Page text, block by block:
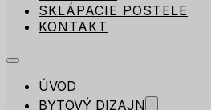
SKLÁPACIE POSTELE
KONTAKT
ÚVOD
BYTOVÝ DIZAJN